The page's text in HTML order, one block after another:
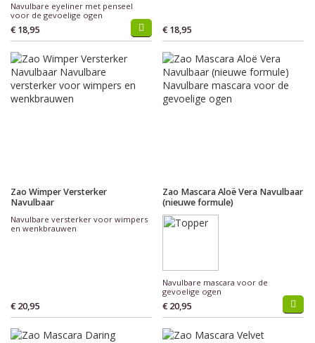
Navulbare eyeliner met penseel
voor de gevoelige ogen
€ 18,95 € 18,95
Zao Wimper Versterker
Navulbaar
Navulbare versterker voor wimpers
en wenkbrauwen
€ 20,95
Zao Mascara Aloë Vera Navulbaar
(nieuwe formule)
Navulbare mascara voor de
gevoelige ogen
€ 20,95